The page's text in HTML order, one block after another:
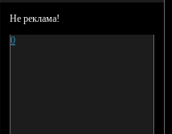
Не реклама!
0